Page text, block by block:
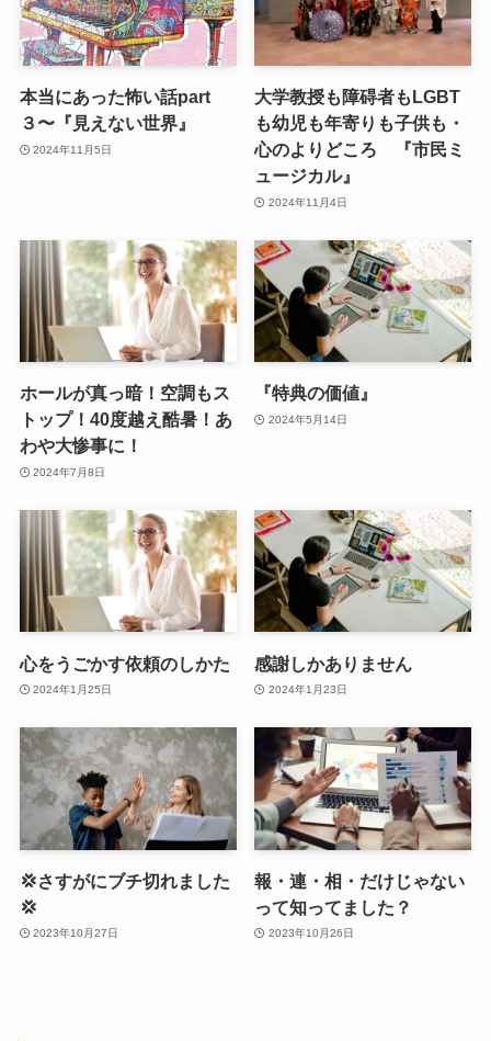
本当にあった怖い話part
３〜『見えない世界』
2024年11月5日
大学教授も障碍者もLGBT
も幼児も年寄りも子供も・
心のよりどころ 『市民ミ
ュージカル』
2024年11月4日
ホールが真っ暗！空調もス
トップ！40度越え酷暑！あ
わや大惨事に！
2024年7月8日
『特典の価値』
2024年5月14日
心をうごかす依頼のしかた
2024年1月25日
感謝しかありません
2024年1月23日
💢さすがにブチ切れました
💢
2023年10月27日
報・連・相・だけじゃない
って知ってました？
2023年10月26日